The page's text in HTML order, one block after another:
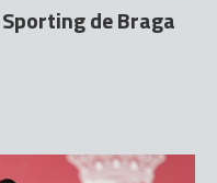
de Braga